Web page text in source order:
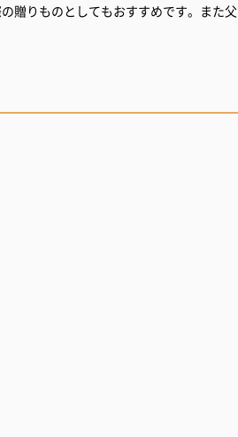
贈りものとしてもおすすめです。また父